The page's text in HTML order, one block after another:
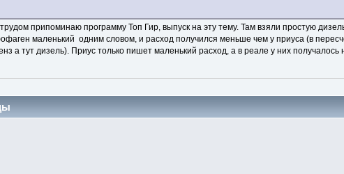
припоминаю программу Топ Гир, выпуск на эту тему. Там взяли простую
маленький одним словом, и расход получился меньше чем у приуса (в
а тут дизель). Приус только пишет маленький расход, а в реале у них